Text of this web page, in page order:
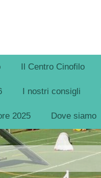
Il Centro Cinofilo
I nostri consigli
2025 Dove siamo